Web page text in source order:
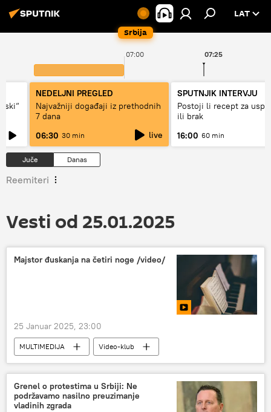
Srbija
LAT
07:00 07:25
NEDELJNI PREGLED
Najvažniji događaji iz prethodnih
7 dana
06:30 30 min live
SPUTNJIK INTERVJU
Postoji li recept za
ili brak
16:00 60 min
Juče Danas
Reemiteri
Vesti od 25.01.2025
Majstor đuskanja na četiri noge /video/
25 Januar 2025, 23:00
MULTIMEDIJA Video-klub
Grenel o protestima u Srbiji: Ne
podržavamo nasilno preuzimanje
vladinih zgrada